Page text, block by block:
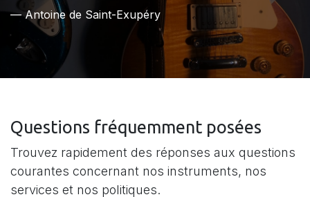
— Antoine de Saint-Exupéry
Questions fréquemment posées
Trouvez rapidement des réponses aux questions
courantes concernant nos instruments, nos
services et nos politiques.